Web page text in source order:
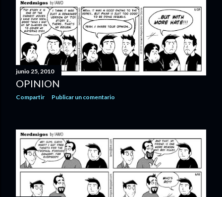
junio 25, 2010
OPINION
Compartir Publicar un comentario